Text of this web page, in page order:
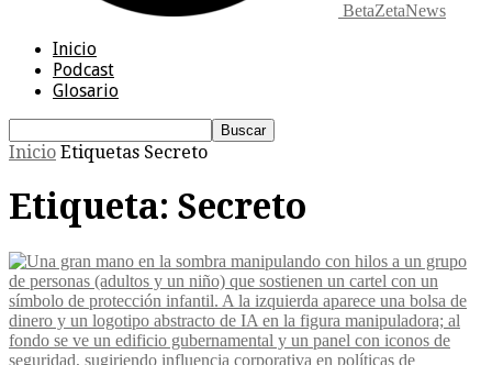
BetaZetaNews
Inicio
Podcast
Glosario
Inicio Etiquetas Secreto
Etiqueta: Secreto